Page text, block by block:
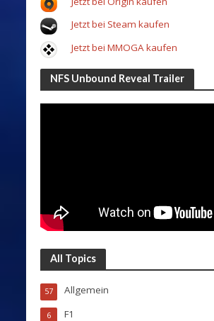
Jetzt bei Steam kaufen
Jetzt bei MMOGA kaufen
NFS Unbound Reveal Trailer
All Topics
Allgemein
57
F1
6